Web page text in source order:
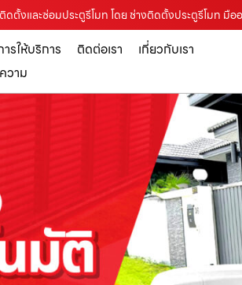
ตั้งและซ่อมประตูรีโมท โดย ช่างติดตั้งประตูรีโมท มือ
รให้บริการ ติดต่อเรา
เกี่ยวกับเรา
วาม